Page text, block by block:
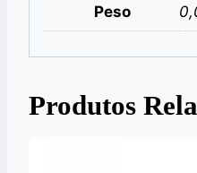
Peso
Produtos